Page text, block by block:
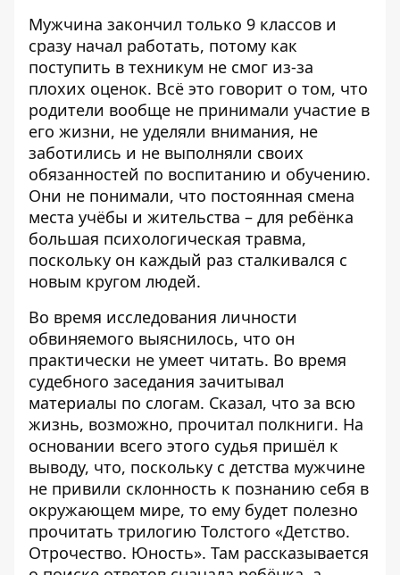
Мужчина закончил только 9 классов и
сразу начал работать, потому как
поступить в техникум не смог из-за
плохих оценок. Всё это говорит о том, что
родители вообще не принимали участие в
его жизни, не уделяли внимания, не
заботились и не выполняли своих
обязанностей по воспитанию и обучению.
Они не понимали, что постоянная смена
места учёбы и жительства – для ребёнка
большая психологическая травма,
поскольку он каждый раз сталкивался с
новым кругом людей.
Во время исследования личности
обвиняемого выяснилось, что он
практически не умеет читать. Во время
судебного заседания зачитывал
материалы по слогам. Сказал, что за всю
жизнь, возможно, прочитал полкниги. На
основании всего этого судья пришёл к
выводу, что, поскольку с детства мужчине
не привили склонность к познанию себя в
окружающем мире, то ему будет полезно
прочитать трилогию Толстого «Детство.
Отрочество. Юность». Там рассказывается